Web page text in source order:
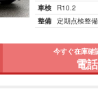
車検
R10.2
整備 定期点検整
今すぐ在庫確
電